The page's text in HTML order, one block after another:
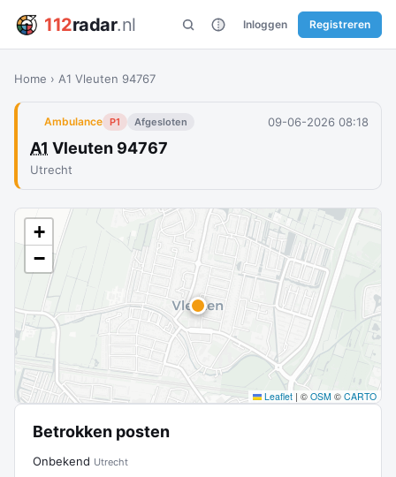
112radar.nl Inloggen Registreren
Home › A1 Vleuten 94767
Ambulance P1 Afgesloten 09-06-2026 08:18
A1 Vleuten 94767
Utrecht
+
−
Leaflet | © OSM © CARTO
Betrokken posten
Onbekend Utrecht